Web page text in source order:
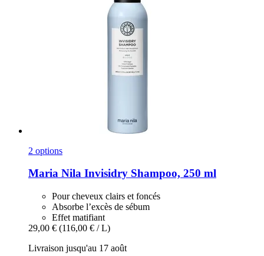
2 options
Maria Nila Invisidry Shampoo, 250 ml
Pour cheveux clairs et foncés
Absorbe l’excès de sébum
Effet matifiant
29,00 € (116,00 € / L)
Livraison jusqu'au 17 août